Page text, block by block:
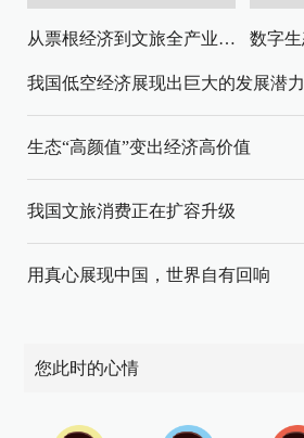
从票根经济到文旅全产业链升级
我国低空经济展现出巨大的发展潜力
生态“高颜值”变出经济高价值
我国文旅消费正在扩容升级
用真心展现中国，世界自有回响
您此时的心情